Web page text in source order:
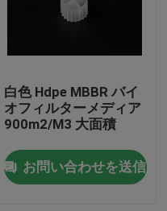
白色 Hdpe MBBR バイ
オフィルターメディア
900m2/M3 大面積
お問い合わせを送信